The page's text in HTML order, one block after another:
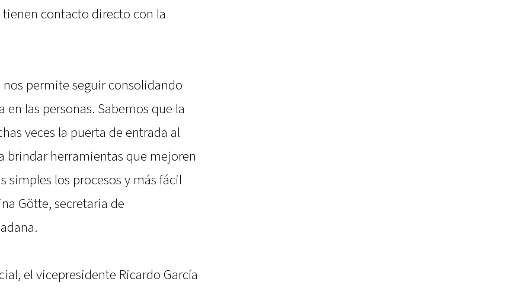
contacto directo con la
permite seguir consolidando
las personas. Sabemos que la
veces la puerta de entrada al
brindar herramientas que mejoren
simples los procesos y más fácil
Götte, secretaria de
el vicepresidente Ricardo García